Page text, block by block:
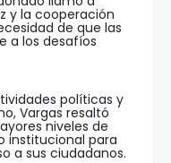
y la cooperación
de que las
a los desafíos
políticas y
Vargas resaltó
niveles de
institucional para
a sus ciudadanos.